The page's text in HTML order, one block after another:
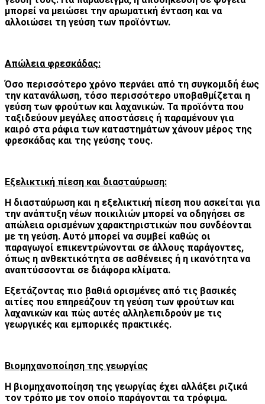
μπορεί να μειώσει την αρωματική ένταση και να
αλλοιώσει τη γεύση των προϊόντων.
Απώλεια φρεσκάδας:
Όσο περισσότερο χρόνο περνάει από τη συγκομιδή έως
την κατανάλωση, τόσο περισσότερο υποβαθμίζεται η
γεύση των φρούτων και λαχανικών. Τα προϊόντα που
ταξιδεύουν μεγάλες αποστάσεις ή παραμένουν για
καιρό στα ράφια των καταστημάτων χάνουν μέρος της
φρεσκάδας και της γεύσης τους.
Εξελικτική πίεση και διασταύρωση:
Η διασταύρωση και η εξελικτική πίεση που ασκείται για
την ανάπτυξη νέων ποικιλιών μπορεί να οδηγήσει σε
απώλεια ορισμένων χαρακτηριστικών που συνδέονται
με τη γεύση. Αυτό μπορεί να συμβεί καθώς οι
παραγωγοί επικεντρώνονται σε άλλους παράγοντες,
όπως η ανθεκτικότητα σε ασθένειες ή η ικανότητα να
αναπτύσσονται σε διάφορα κλίματα.
Εξετάζοντας πιο βαθιά ορισμένες από τις βασικές
αιτίες που επηρεάζουν τη γεύση των φρούτων και
λαχανικών και πώς αυτές αλληλεπιδρούν με τις
γεωργικές και εμπορικές πρακτικές.
Βιομηχανοποίηση της γεωργίας
Η βιομηχανοποίηση της γεωργίας έχει αλλάξει ριζικά
τον τρόπο με τον οποίο παράγονται τα τρόφιμα.